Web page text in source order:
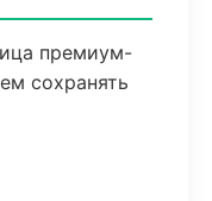
премиум-
сохранять